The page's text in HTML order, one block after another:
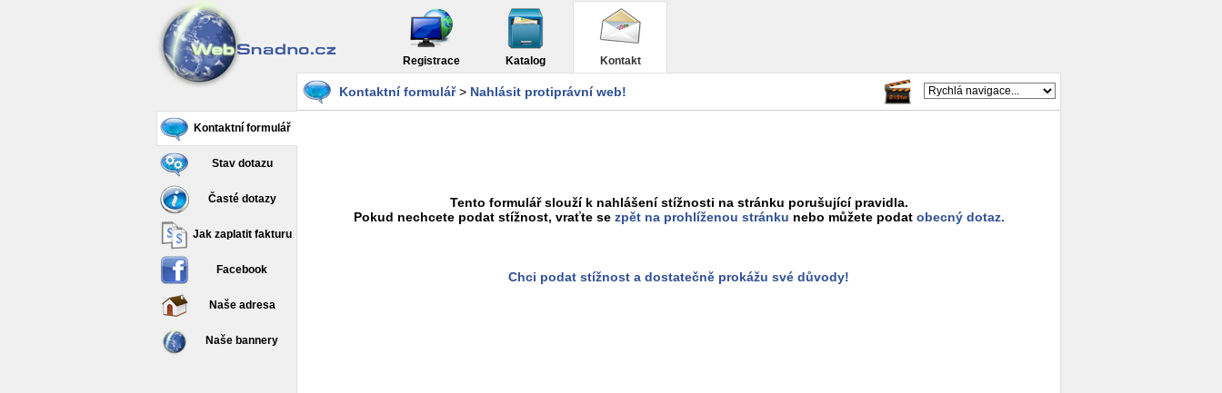
Registrace Katalog Kontakt
Kontaktní formulář
Stav dotazu
Časté dotazy
Jak zaplatit fakturu
Facebook
Naše adresa
Naše bannery
Kontaktní formulář> Nahlásit protiprávní web!
Tento formulář slouží k nahlášení stížnosti na stránku porušující pravidla.
Pokud nechcete podat stížnost, vraťte se zpět na prohlíženou stránku nebo můžete podat obecný dotaz.
Chci podat stížnost a dostatečně prokážu své důvody!